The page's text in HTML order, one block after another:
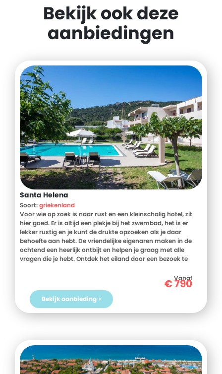
Bekijk ook deze
aanbiedingen
Santa Helena
Soort:griekenland
Voor wie op zoek is naar rust en een kleinschalig hotel, zit
hier goed. Er is altijd een plekje bij het zwembad, het is er
lekker rustig en je kunt de drukte opzoeken als je daar
behoefte aan hebt. De vriendelijke eigenaren maken in de
ochtend een heerlijk ontbijt en helpen je graag met alle
vragen die je hebt. Ontdek het eiland door een bezoek te
naar het strand. Om daarna weer lekker tot rust te komen in
Vanaf
€790
Bekijk aanbieding >